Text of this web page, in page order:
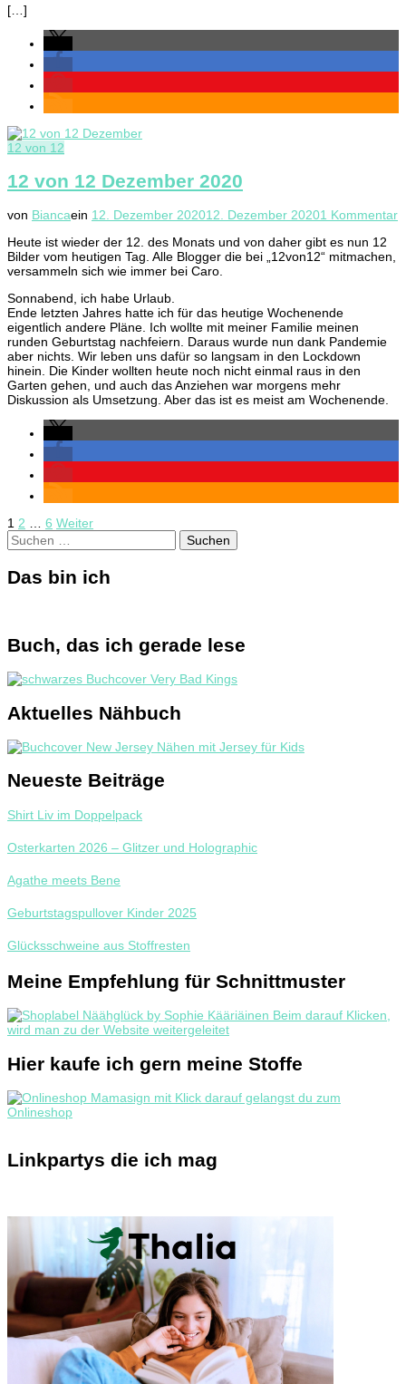
[…]
12 von 12
12 von 12 Dezember 2020
von Biancaein 12. Dezember 202012. Dezember 20201 Kommentar
Heute ist wieder der 12. des Monats und von daher gibt es nun 12
Bilder vom heutigen Tag. Alle Blogger die bei „12von12“ mitmachen,
versammeln sich wie immer bei Caro.
Sonnabend, ich habe Urlaub.
Ende letzten Jahres hatte ich für das heutige Wochenende
eigentlich andere Pläne. Ich wollte mit meiner Familie meinen
runden Geburtstag nachfeiern. Daraus wurde nun dank Pandemie
aber nichts. Wir leben uns dafür so langsam in den Lockdown
hinein. Die Kinder wollten heute noch nicht einmal raus in den
Garten gehen, und auch das Anziehen war morgens mehr
Diskussion als Umsetzung. Aber das ist es meist am Wochenende.
Seitennummerierung
der
Beiträge
Seite
1 Seite
2 … Seite
6 Weiter
Suchen
nach:
Das bin ich
Buch, das ich gerade lese
Aktuelles Nähbuch
Neueste Beiträge
Shirt Liv im Doppelpack
Osterkarten 2026 – Glitzer und Holographic
Agathe meets Bene
Geburtstagspullover Kinder 2025
Glücksschweine aus Stoffresten
Meine Empfehlung für Schnittmuster
Hier kaufe ich gern meine Stoffe
Linkpartys die ich mag